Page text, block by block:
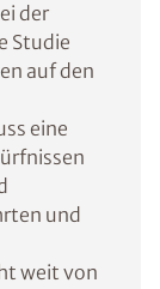
der
Studie
auf den
eine
und
weit von